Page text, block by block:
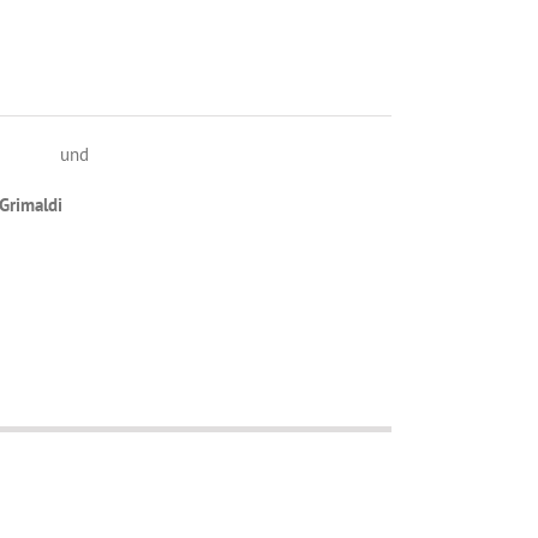
und